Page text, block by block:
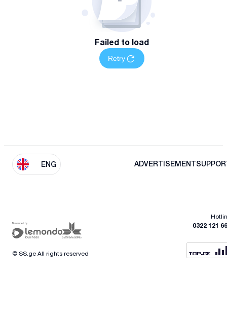
Failed to load
Retry
ENG ADVERTISEMENT
0322 121
© SS.ge All rights reserved